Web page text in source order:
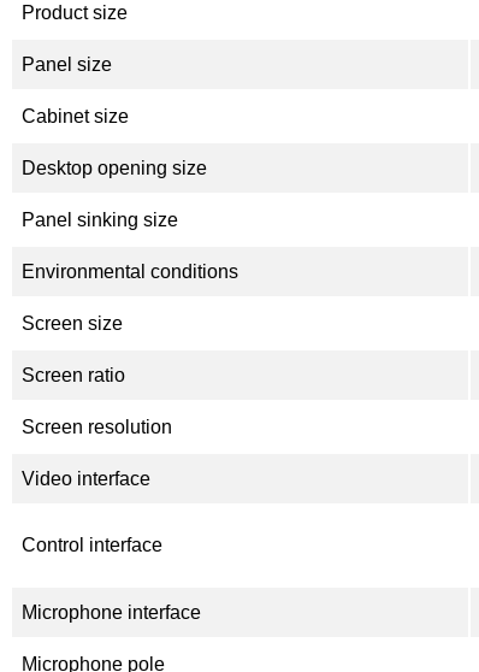
Product size
Panel size
Cabinet size
Desktop opening size
Panel sinking size
Environmental conditions
Screen size
Screen ratio
Screen resolution
Video interface
Control interface
Microphone interface
Microphone pole